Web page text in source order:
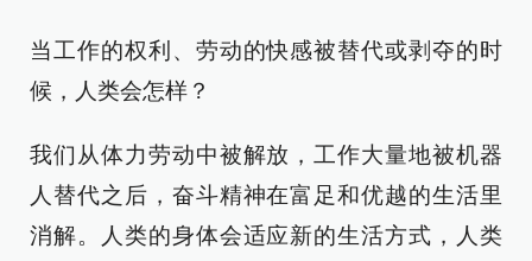
当工作的权利、劳动的快感被替代或剥夺的时
候，人类会怎样？
我们从体力劳动中被解放，工作大量地被机器
人替代之后，奋斗精神在富足和优越的生活里
消解。人类的身体会适应新的生活方式，人类